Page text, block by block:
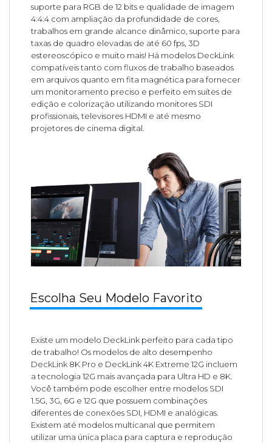
suporte para RGB de 12 bits e qualidade de imagem
4:4:4 com ampliação da profundidade de cores,
trabalhos em grande alcance dinâmico, suporte para
taxas de quadro elevadas de até 60 fps, 3D
estereoscópico e muito mais! Há modelos DeckLink
compatíveis tanto com fluxos de trabalho baseados
em arquivos quanto em fita magnética para fornecer
um monitoramento preciso e perfeito em suítes de
edição e colorização utilizando monitores SDI
profissionais, televisores HDMI e até mesmo
projetores de cinema digital.
Escolha Seu Modelo Favorito
Existe um modelo DeckLink perfeito para cada tipo
de trabalho! Os modelos de alto desempenho
DeckLink 8K Pro e DeckLink 4K Extreme 12G incluem
a tecnologia 12G mais avançada para Ultra HD e 8K.
Você também pode escolher entre modelos SDI
1.5G, 3G, 6G e 12G que possuem combinações
diferentes de conexões SDI, HDMI e analógicas.
Existem até modelos multicanal que permitem
utilizar uma única placa para captura e reprodução